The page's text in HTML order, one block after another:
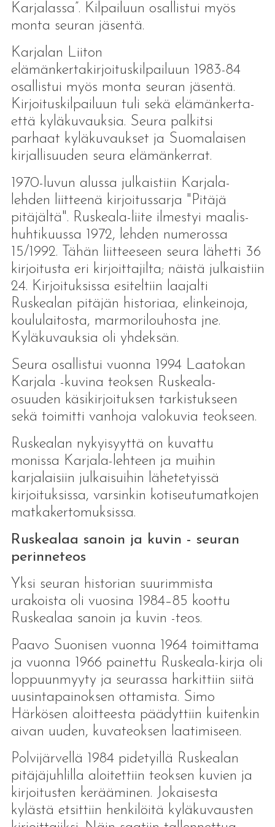
Karjalassa”. Kilpailuun osallistui myös
monta seuran jäsentä.
Karjalan Liiton
elämänkertakirjoituskilpailuun 1983-84
osallistui myös monta seuran jäsentä.
Kirjoituskilpailuun tuli sekä elämänkerta-
että kyläkuvauksia. Seura palkitsi
parhaat kyläkuvaukset ja Suomalaisen
kirjallisuuden seura elämänkerrat.
1970-luvun alussa julkaistiin Karjala-
lehden liitteenä kirjoitussarja "Pitäjä
pitäjältä". Ruskeala-liite ilmestyi maalis-
huhtikuussa 1972, lehden numerossa
15/1992. Tähän liitteeseen seura lähetti 36
kirjoitusta eri kirjoittajilta; näistä julkaistiin
24. Kirjoituksissa esiteltiin laajalti
Ruskealan pitäjän historiaa, elinkeinoja,
koululaitosta, marmorilouhosta jne.
Kyläkuvauksia oli yhdeksän.
Seura osallistui vuonna 1994 Laatokan
Karjala -kuvina teoksen Ruskeala-
osuuden käsikirjoituksen tarkistukseen
sekä toimitti vanhoja valokuvia teokseen.
Ruskealan nykyisyyttä on kuvattu
monissa Karjala-lehteen ja muihin
karjalaisiin julkaisuihin lähetetyissä
kirjoituksissa, varsinkin kotiseutumatkojen
matkakertomuksissa.
Ruskealaa sanoin ja kuvin - seuran
perinneteos
Yksi seuran historian suurimmista
urakoista oli vuosina 1984–85 koottu
Ruskealaa sanoin ja kuvin -teos.
Paavo Suonisen vuonna 1964 toimittama
ja vuonna 1966 painettu Ruskeala-kirja oli
loppuunmyyty ja seurassa harkittiin siitä
uusintapainoksen ottamista. Simo
Härkösen aloitteesta päädyttiin kuitenkin
aivan uuden, kuvateoksen laatimiseen.
Polvijärvellä 1984 pidetyillä Ruskealan
pitäjäjuhlilla aloitettiin teoksen kuvien ja
kirjoitusten kerääminen. Jokaisesta
kylästä etsittiin henkilöitä kyläkuvausten